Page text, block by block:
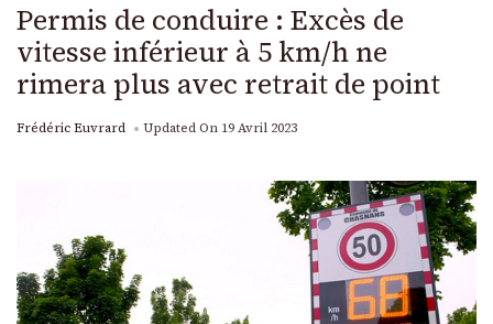
Permis de conduire : Excès de
vitesse inférieur à 5 km/h ne
rimera plus avec retrait de point
Frédéric Euvrard Updated On 19 Avril 2023